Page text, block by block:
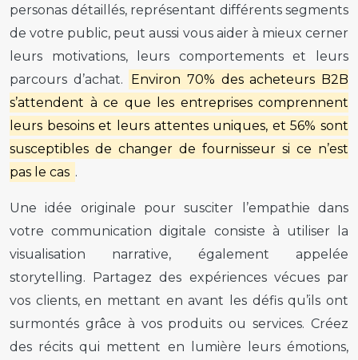
personas détaillés, représentant différents segments
de votre public, peut aussi vous aider à mieux cerner
leurs motivations, leurs comportements et leurs
parcours d’achat.
Environ 70% des acheteurs B2B
s’attendent à ce que les entreprises comprennent
leurs besoins et leurs attentes uniques, et 56% sont
susceptibles de changer de fournisseur si ce n’est
pas le cas .
Une idée originale pour susciter l’empathie dans
votre communication digitale consiste à utiliser la
visualisation narrative, également appelée
storytelling. Partagez des expériences vécues par
vos clients, en mettant en avant les défis qu’ils ont
surmontés grâce à vos produits ou services. Créez
des récits qui mettent en lumière leurs émotions,